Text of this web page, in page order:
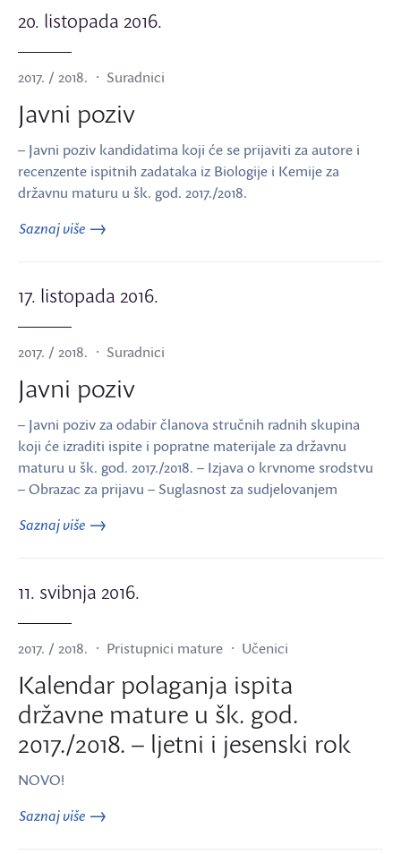
20. listopada 2016.
2017. / 2018. Suradnici
Javni poziv
– Javni poziv kandidatima koji će se prijaviti za autore i
recenzente ispitnih zadataka iz Biologije i Kemije za
državnu maturu u šk. god. 2017./2018.
Saznaj više
17. listopada 2016.
2017. / 2018. Suradnici
Javni poziv
– Javni poziv za odabir članova stručnih radnih skupina
koji će izraditi ispite i popratne materijale za državnu
maturu u šk. god. 2017./2018. – Izjava o krvnome srodstvu
– Obrazac za prijavu – Suglasnost za sudjelovanjem
Saznaj više
11. svibnja 2016.
2017. / 2018. Pristupnici mature Učenici
Kalendar polaganja ispita
državne mature u šk. god.
2017./2018. – ljetni i jesenski rok
NOVO!
Saznaj više